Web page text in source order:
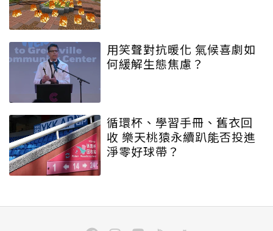
用笑聲對抗暖化 氣候喜劇如
何緩解生態焦慮？
循環杯、學習手冊、舊衣回
收 樂天桃猿永續趴能否投進
淨零好球帶？